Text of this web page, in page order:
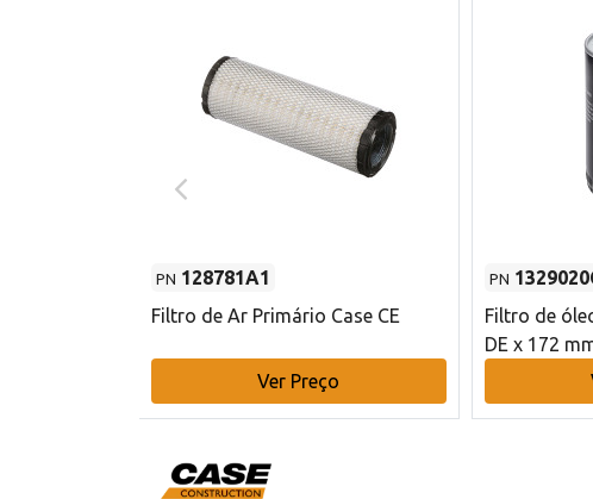
PN 128781A1
Filtro de Ar Primário Case CE
Ver Preço
PN
Filtro de
DE x 172